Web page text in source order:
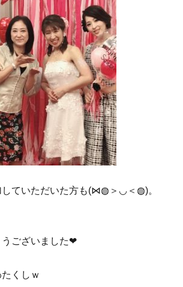
していただいた方も(⋈◍＞◡＜◍)。
ございました❤
くしｗ